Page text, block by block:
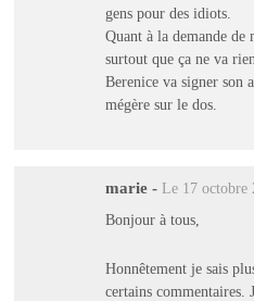
gens pour des idiots.
Quant à la demande de
surtout que ça ne va
Berenice va signer son
mégère sur le dos.
marie - Le 17 octobre
Bonjour à tous,
Honnêtement je sais
certains commentaires.